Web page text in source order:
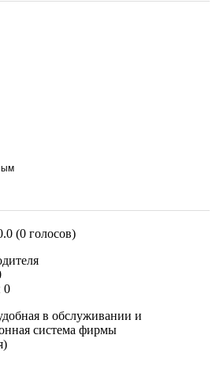
(0 голосов)
0
в обслуживании и
система фирмы